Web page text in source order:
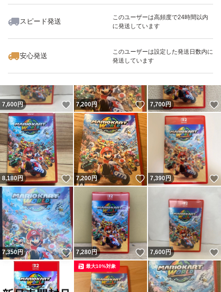
スピード発送
このユーザーは高頻度で24時間以内
に発送しています
安心発送
このユーザーは設定した発送日数内に
発送しています
いいね！
8,200
7,600円 いいね！
7,200円 いいね！
7,700円
8,180円 いいね！
7,200円 いいね！
7,390円
7,350円 いいね！
7,280円 いいね！
7,600円
最大10%対象